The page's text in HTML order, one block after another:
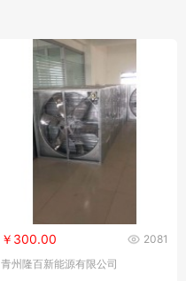
2081
￥300.00
青州隆百新能源有限公司